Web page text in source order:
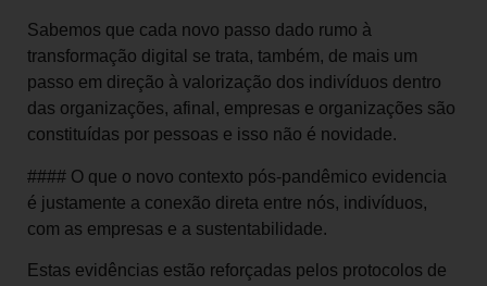
Sabemos que cada novo passo dado rumo à
transformação digital se trata, também, de mais um
passo em direção à valorização dos indivíduos dentro
das organizações, afinal, empresas e organizações são
constituídas por pessoas e isso não é novidade.
#### O que o novo contexto pós-pandêmico evidencia
é justamente a conexão direta entre nós, indivíduos,
com as empresas e a sustentabilidade.
Estas evidências estão reforçadas pelos protocolos de